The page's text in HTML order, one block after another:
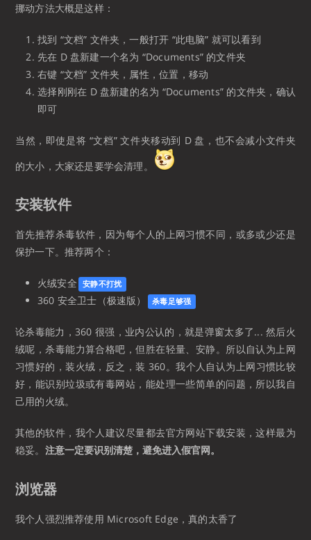
挪动方法大概是这样：
找到 “文档” 文件夹，一般打开 “此电脑” 就可以看到
先在 D 盘新建一个名为 “Documents” 的文件夹
右键 “文档” 文件夹，属性，位置，移动
选择刚刚在 D 盘新建的名为 “Documents” 的文件夹，确认
即可
当然，即使是将 “文档” 文件夹移动到 D 盘，也不会减小文件夹
的大小，大家还是要学会清理。
安装软件
首先推荐杀毒软件，因为每个人的上网习惯不同，或多或少还是
保护一下。推荐两个：
火绒安全 安静不打扰
360 安全卫士（极速版） 杀毒足够强
论杀毒能力，360 很强，业内公认的，就是弹窗太多了... 然后火
绒呢，杀毒能力算合格吧，但胜在轻量、安静。所以自认为上网
习惯好的，装火绒，反之，装 360。我个人自认为上网习惯比较
好，能识别垃圾或有毒网站，能处理一些简单的问题，所以我自
己用的火绒。
其他的软件，我个人建议尽量都去官方网站下载安装，这样最为
稳妥。 注意一定要识别清楚，避免进入假官网。
浏览器
我个人强烈推荐使用 Microsoft Edge，真的太香了